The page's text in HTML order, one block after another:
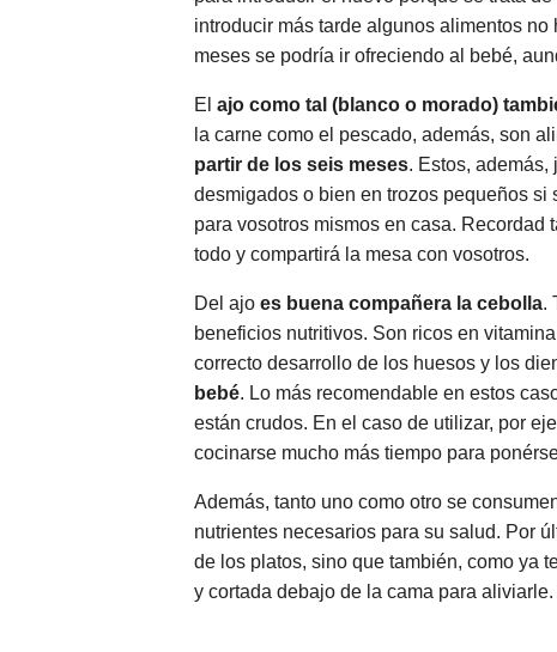
introducir más tarde algunos alimentos
meses se podría ir ofreciendo al bebé,
El ajo como tal (blanco o morado)
la carne como el pescado, además, son
partir de los seis meses. Estos,
desmigados o bien en trozos pequeños
para vosotros mismos en casa.
todo y compartirá la mesa con vosotros.
Del ajo es buena compañera la cebolla.
beneficios nutritivos. Son ricos en
correcto desarrollo de los huesos y los
bebé. Lo más recomendable en estos
están crudos. En el caso de utilizar, por
cocinarse mucho más tiempo para
Además, tanto uno como otro se
nutrientes necesarios para su salud. Por
de los platos, sino que también, como ya
y cortada debajo de la cama para